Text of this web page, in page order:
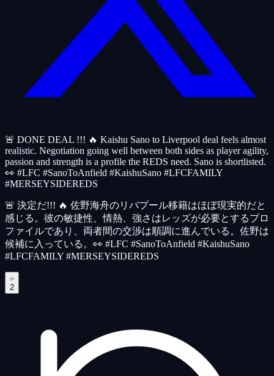
🚨 DONE DEAL !!! 🔥 Kaishu Sano to Liverpool deal feels almost
realistic. Negotiation going well between both sides as player agility,
passion and strength is a profile the REDS need. Sano is shortlisted.
👀 #LFC #SanoToAnfield #KaishuSano #LFCFAMILY
#MERSEYSIDEREDS
🚨 決定だ!!! 🔥 佐野海舟のリバプール移籍はほぼ現実的だと
感じる。彼の敏捷性、情熱、強さはレッズが必要とするプロ
ファイルであり、両者間の交渉は順調に進んでいる。佐野は
候補に入っている。👀 #LFC #SanoToAnfield #KaishuSano
#LFCFAMILY #MERSEYSIDEREDS
2